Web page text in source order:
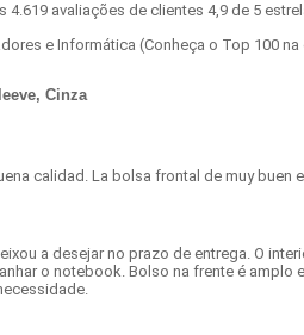
4.619 avaliações de clientes 4,9 de 5
e Informática (Conheça o Top 100
Cinza
calidad. La bolsa frontal de muy buen
a desejar no prazo de entrega. O
o notebook. Bolso na frente é amplo